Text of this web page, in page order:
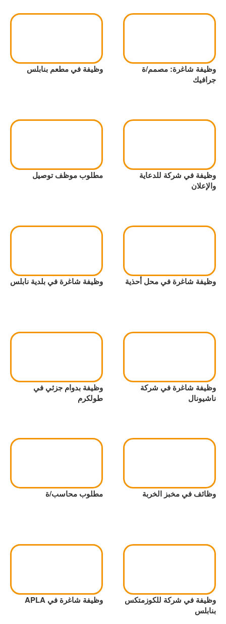
وظيفة شاغرة: مصمم/ة
جرافيك
وظيفة في مطعم بنابلس
وظيفة في شركة للدعاية
والإعلان
مطلوب موظف توصيل
وظيفة شاغرة في محل أحذية وظيفة شاغرة في بلدية نابلس
وظيفة شاغرة في شركة
ناشيونال
وظيفة بدوام جزئي في
طولكرم
وظائف في مخبز الخربة مطلوب محاسب/ة
وظيفة في شركة للكوزمتكس
بنابلس
وظيفة شاغرة في APLA